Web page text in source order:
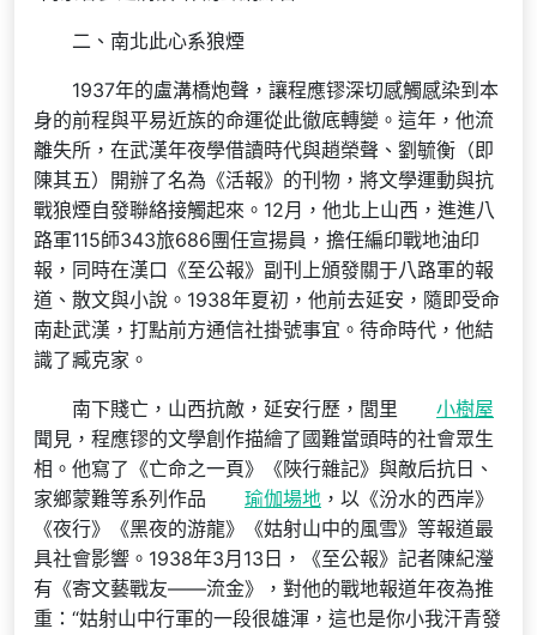
二、南北此心系狼煙
1937年的盧溝橋炮聲，讓程應镠深切感觸感染到本
身的前程與平易近族的命運從此徹底轉變。這年，他流
離失所，在武漢年夜學借讀時代與趙榮聲、劉毓衡（即
陳其五）開辦了名為《活報》的刊物，將文學運動與抗
戰狼煙自發聯絡接觸起來。12月，他北上山西，進進八
路軍115師343旅686團任宣揚員，擔任編印戰地油印
報，同時在漢口《至公報》副刊上頒發關于八路軍的報
道、散文與小說。1938年夏初，他前去延安，隨即受命
南赴武漢，打點前方通信社掛號事宜。待命時代，他結
識了臧克家。
南下賤亡，山西抗敵，延安行歷，閭里
小樹屋
聞見，程應镠的文學創作描繪了國難當頭時的社會眾生
相。他寫了《亡命之一頁》《陜行雜記》與敵后抗日、
家鄉蒙難等系列作品
瑜伽場地 ，以《汾水的西岸》
《夜行》《黑夜的游龍》《姑射山中的風雪》等報道最
具社會影響。1938年3月13日，《至公報》記者陳紀瀅
有《寄文藝戰友——流金》，對他的戰地報道年夜為推
重：“姑射山中行軍的一段很雄渾，這也是你小我汗青發